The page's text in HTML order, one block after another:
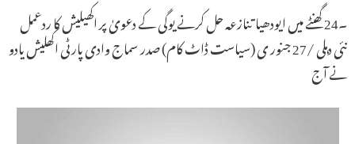
۔24 گھنٹے میں ایودھیا تنازعہ حل کرنے یوگی کے دعویٰ پر اکھیلیش کا ردعمل
نئی دہلی /27 جنور ی (سیاست ڈاٹ کام) صدر سماج وادی پارٹی اکھلیش یادو
نے آج